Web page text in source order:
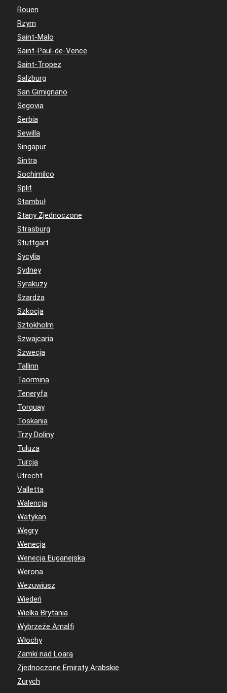
Rouen
Rzym
Saint-Malo
Saint-Paul-de-Vence
Saint-Tropez
Salzburg
San Gimignano
Segovia
Serbia
Sewilla
Singapur
Sintra
Sochimilco
Split
Stambuł
Stany Zjednoczone
Strasburg
Stuttgart
Sycylia
Sydney
Syrakuzy
Szardża
Szkocja
Sztokholm
Szwajcaria
Szwecja
Tallinn
Taormina
Teneryfa
Torquay
Toskania
Trzy Doliny
Tuluza
Turcja
Utrecht
Valletta
Walencja
Watykan
Węgry
Wenecja
Wenecja Euganejska
Werona
Wezuwiusz
Wiedeń
Wielka Brytania
Wybrzeże Amalfi
Włochy
Zamki nad Loarą
Zjednoczone Emiraty Arabskie
Zurych